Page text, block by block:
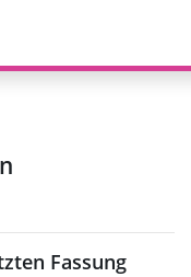
Fassung